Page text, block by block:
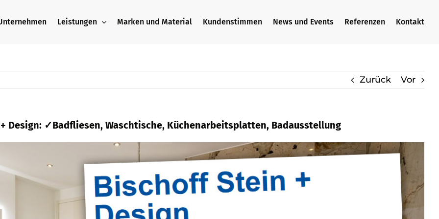
Leistungen Marken und Material Kundenstimmen News und Events Referenzen Kontakt
Zurück Vor
Design: ✓Badfliesen, Waschtische, Küchenarbeitsplatten, Badausstellung
verfügbar Naturstein oder ✓Waschtische, Küchenarbeitsplatte, Badfliese, Badausstellung
✓Naturstein, ✓Waschtische als auch ✓Badausstellung.
Bischoff Stein + Design, Ihr
✉.